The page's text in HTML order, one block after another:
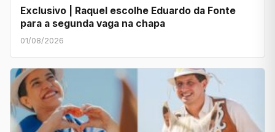
Exclusivo | Raquel escolhe Eduardo da Fonte
para a segunda vaga na chapa
01/08/2026